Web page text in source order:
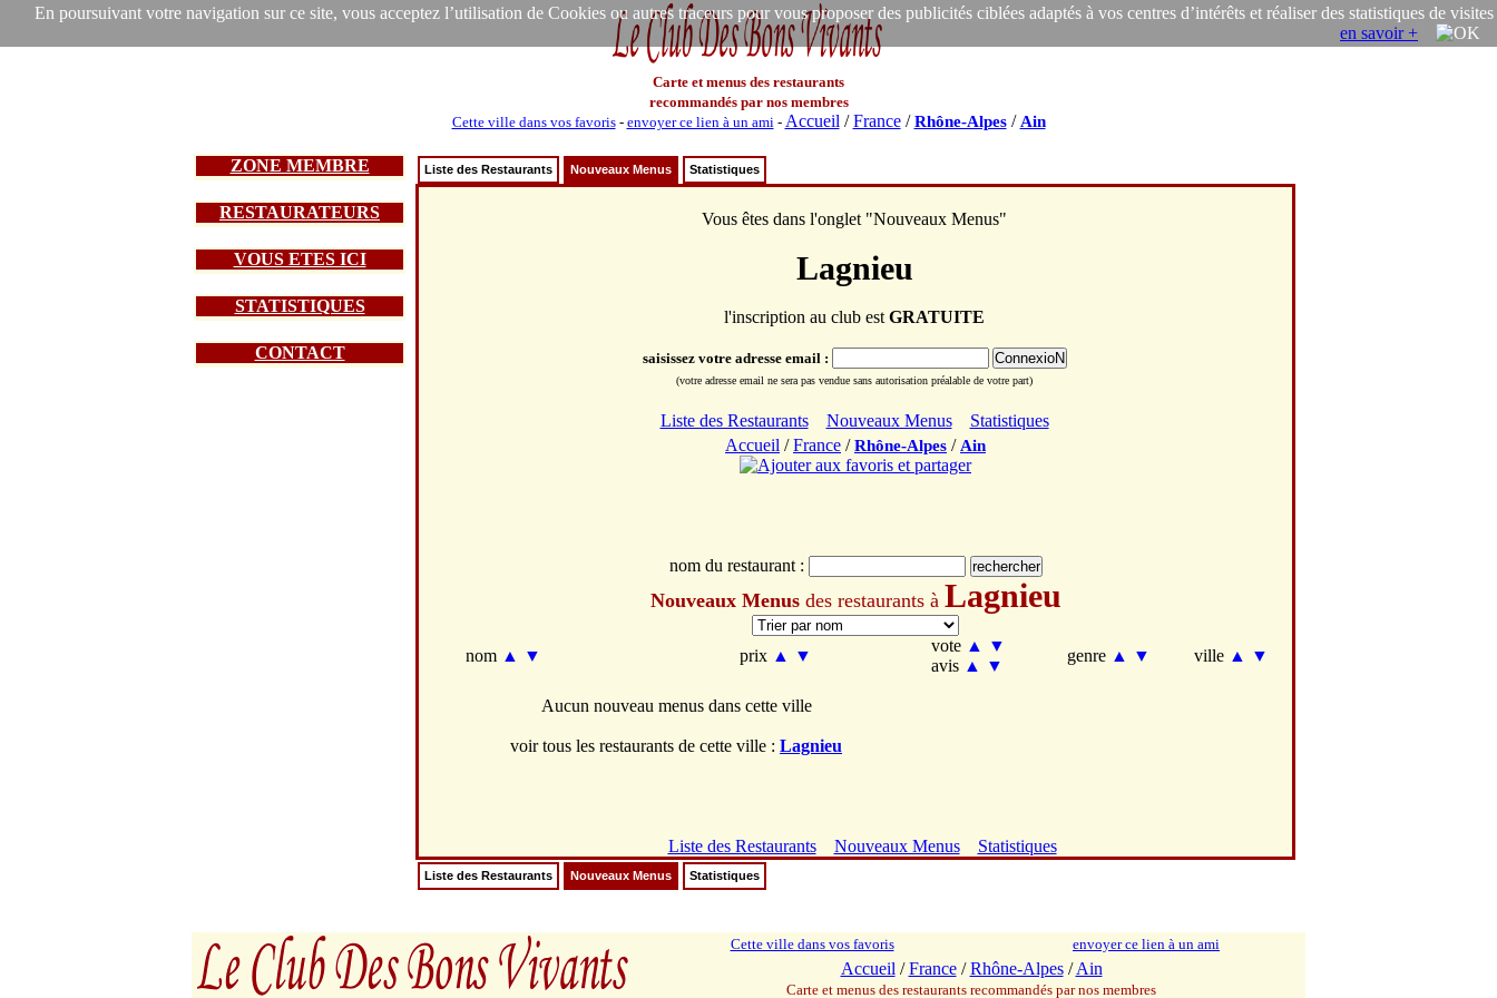
En poursuivant votre navigation sur ce site, vous acceptez l’utilisation de Cookies ou autres traceurs pour vous proposer des publicités ciblées adaptés à vos centres d’intérêts et réaliser des statistiques de visites
en savoir +
Carte et menus des restaurants
recommandés par nos membres
Cette ville dans vos favoris- envoyer ce lien à un ami- Accueil /France/Rhône-Alpes/ Ain
ZONE MEMBRE
RESTAURATEURS
VOUS ETES ICI
STATISTIQUES
CONTACT
Liste des Restaurants Nouveaux Menus Statistiques
Vous êtes dans l'onglet "Nouveaux Menus"
Lagnieu
l'inscription au club est GRATUITE
saisissez votre adresse email :
(votre adresse email ne sera pas vendue sans autorisation préalable de votre part)
Liste des Restaurants Nouveaux Menus
Statistiques
Accueil /France /Rhône-Alpes / Ain
nom du restaurant :
Nouveaux Menusdes restaurants à Lagnieu
nom ▲ ▼ prix ▲ ▼
vote ▲
▼
avis ▲ ▼
genre ▲ ▼ ville ▲ ▼
Aucun nouveau menus dans cette ville
voir tous les restaurants de cette ville : Lagnieu
Liste des Restaurants Nouveaux Menus Statistiques
Liste des Restaurants Nouveaux Menus Statistiques
Cette ville dans vos favoris envoyer ce lien à un ami
Accueil /France/Rhône-Alpes/Ain
Carte et menus des restaurants recommandés par nos membres